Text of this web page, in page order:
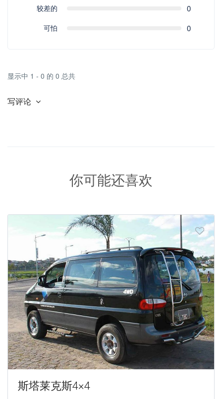
较差的 0
可怕 0
显示中 1 - 0 的 0 总共
写评论
你可能还喜欢
斯塔莱克斯4×4